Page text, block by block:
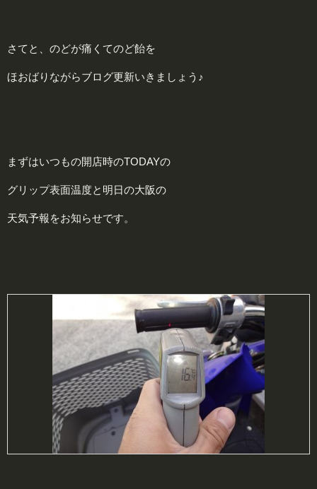
さてと、のどが痛くてのど飴を
ほおばりながらブログ更新いきましょう♪
まずはいつもの開店時のTODAYの
グリップ表面温度と明日の大阪の
天気予報をお知らせです。